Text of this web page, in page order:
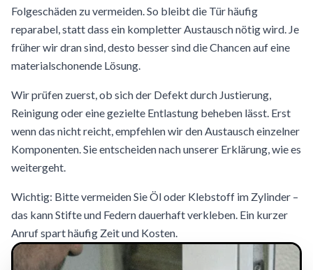
Folgeschäden zu vermeiden. So bleibt die Tür häufig
reparabel, statt dass ein kompletter Austausch nötig wird. Je
früher wir dran sind, desto besser sind die Chancen auf eine
materialschonende Lösung.
Wir prüfen zuerst, ob sich der Defekt durch Justierung,
Reinigung oder eine gezielte Entlastung beheben lässt. Erst
wenn das nicht reicht, empfehlen wir den Austausch einzelner
Komponenten. Sie entscheiden nach unserer Erklärung, wie es
weitergeht.
Wichtig: Bitte vermeiden Sie Öl oder Klebstoff im Zylinder –
das kann Stifte und Federn dauerhaft verkleben. Ein kurzer
Anruf spart häufig Zeit und Kosten.